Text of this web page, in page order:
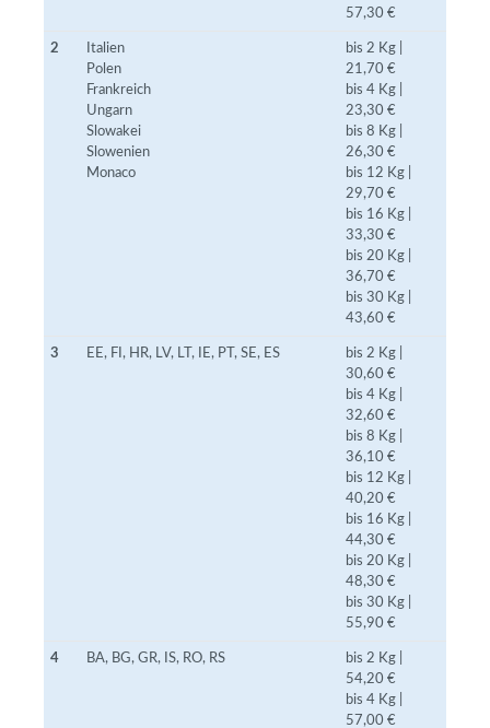
57,30 €
2
Italien
Polen
Frankreich
Ungarn
Slowakei
Slowenien
Monaco
bis 2 Kg |
21,70 €
bis 4 Kg |
23,30 €
bis 8 Kg |
26,30 €
bis 12 Kg |
29,70 €
bis 16 Kg |
33,30 €
bis 20 Kg |
36,70 €
bis 30 Kg |
43,60 €
3 EE, FI, HR, LV, LT, IE, PT, SE, ES
bis 2 Kg |
30,60 €
bis 4 Kg |
32,60 €
bis 8 Kg |
36,10 €
bis 12 Kg |
40,20 €
bis 16 Kg |
44,30 €
bis 20 Kg |
48,30 €
bis 30 Kg |
55,90 €
4 BA, BG, GR, IS, RO, RS
bis 2 Kg |
54,20 €
bis 4 Kg |
57,00 €